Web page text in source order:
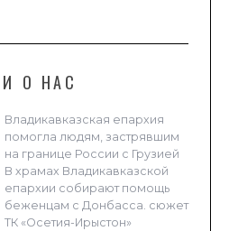
О НАС
Владикавказская епархия
помогла людям, застрявшим
на границе России с Грузией
В храмах Владикавказской
епархии собирают помощь
беженцам с Донбасса. сюжет
ТК «Осетия-Ирыстон»